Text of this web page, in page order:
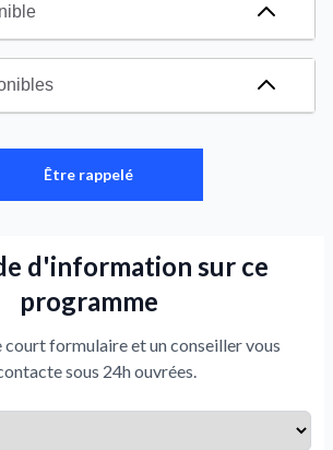
Être rappelé
d'information sur ce
programme
court formulaire et un conseiller vous
sous 24h ouvrées.